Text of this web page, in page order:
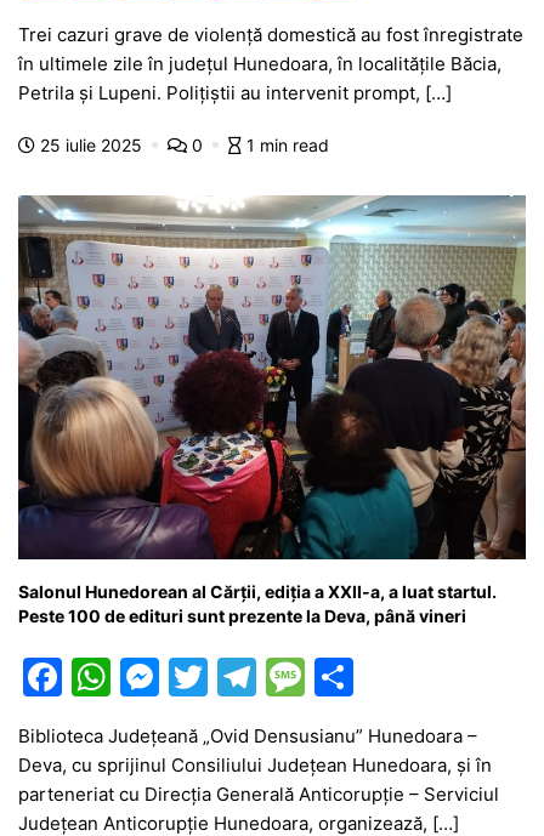
c
e
b
o
k
at
s
A
p
s
s
e
g
er
itt
er
e
gr
a
s
s
a
g
e
ta
je
ă
Trei cazuri grave de violență domestică au fost înregistrate
în ultimele zile în județul Hunedoara, în localitățile Băcia,
Petrila și Lupeni. Polițiștii au intervenit prompt, […]
25 iulie 2025 0 1 min read
Salonul Hunedorean al Cărții, ediția a XXII-a, a luat startul.
Peste 100 de edituri sunt prezente la Deva, până vineri
F
c
e
W
at
s
M
s
s
T
itt
er
T
e
gr
M
s
s
ta
je
Biblioteca Județeană „Ovid Densusianu” Hunedoara –
Deva, cu sprijinul Consiliului Județean Hunedoara, și în
parteneriat cu Direcția Generală Anticorupție – Serviciul
Județean Anticorupție Hunedoara, organizează, […]